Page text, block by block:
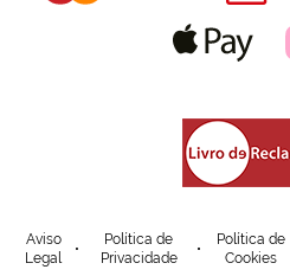
Aviso
Legal
Política de
Privacidade
Política de
Cookies